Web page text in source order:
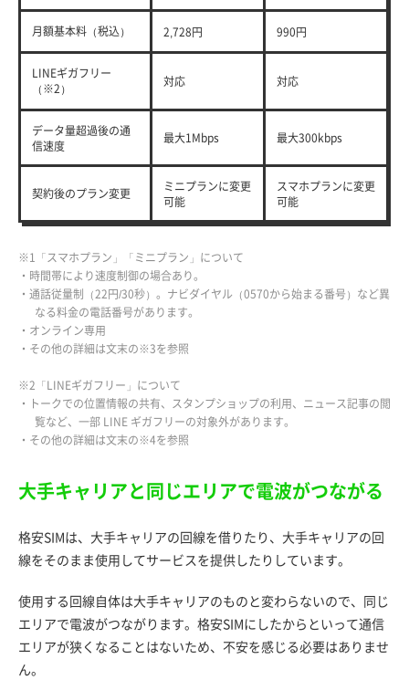
月額基本料（税込） 2,728円 990円
LINEギガフリー
（※2）
対応 対応
データ量超過後の通
信速度
最大1Mbps 最大300kbps
契約後のプラン変更
ミニプランに変更
可能
スマホプランに変更
可能
※1「スマホプラン」「ミニプラン」について
・時間帯により速度制御の場合あり。
・通話従量制（22円/30秒）。ナビダイヤル（0570から始まる番号）など異
なる料金の電話番号があります。
・オンライン専用
・その他の詳細は文末の※3を参照
※2「LINEギガフリー」について
・トークでの位置情報の共有、スタンプショップの利用、ニュース記事の閲
覧など、一部 LINE ギガフリーの対象外があります。
・その他の詳細は文末の※4を参照
大手キャリアと同じエリアで電波がつながる
格安SIMは、大手キャリアの回線を借りたり、大手キャリアの回
線をそのまま使用してサービスを提供したりしています。
使用する回線自体は大手キャリアのものと変わらないので、同じ
エリアで電波がつながります。格安SIMにしたからといって通信
エリアが狭くなることはないため、不安を感じる必要はありませ
ん。